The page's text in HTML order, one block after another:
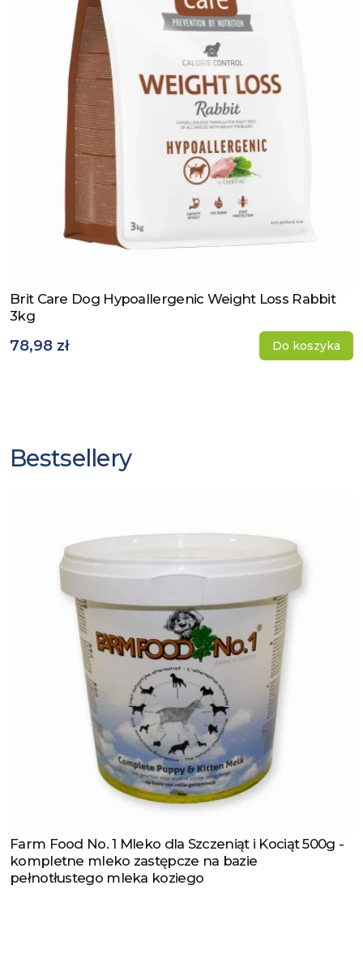
Zobacz produkt
Brit Care Dog Hypoallergenic Weight Loss Rabbit
3kg
78,98 zł Do koszyka
Bestsellery
Zobacz produkt
Farm Food No. 1 Mleko dla Szczeniąt i Kociąt 500g -
kompletne mleko zastępcze na bazie
pełnotłustego mleka koziego